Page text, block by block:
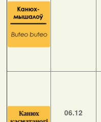
06.12